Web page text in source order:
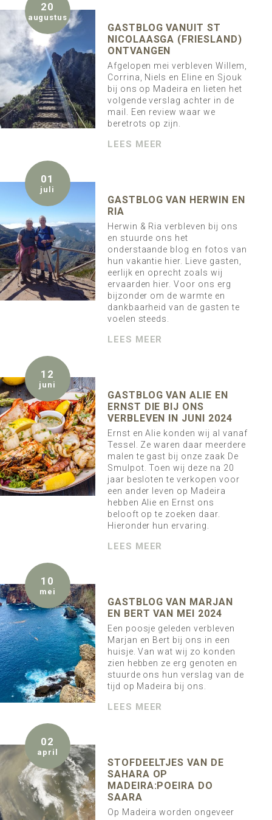
20
augustus
GASTBLOG VANUIT ST
NICOLAASGA (FRIESLAND)
ONTVANGEN
Afgelopen mei verbleven Willem,
Corrina, Niels en Eline en Sjouk
bij ons op Madeira en lieten het
volgende verslag achter in de
mail. Een review waar we
beretrots op zijn.
LEES MEER
01
juli
GASTBLOG VAN HERWIN EN
RIA
Herwin & Ria verbleven bij ons
en stuurde ons het
onderstaande blog en fotos van
hun vakantie hier. Lieve gasten,
eerlijk en oprecht zoals wij
ervaarden hier. Voor ons erg
bijzonder om de warmte en
dankbaarheid van de gasten te
voelen steeds.
LEES MEER
12
juni
GASTBLOG VAN ALIE EN
ERNST DIE BIJ ONS
VERBLEVEN IN JUNI 2024
Ernst en Alie konden wij al vanaf
Tessel. Ze waren daar meerdere
malen te gast bij onze zaak De
Smulpot. Toen wij deze na 20
jaar besloten te verkopen voor
een ander leven op Madeira
hebben Alie en Ernst ons
belooft op te zoeken daar.
Hieronder hun ervaring.
LEES MEER
10
mei
GASTBLOG VAN MARJAN
EN BERT VAN MEI 2024
Een poosje geleden verbleven
Marjan en Bert bij ons in een
huisje. Van wat wij zo konden
zien hebben ze erg genoten en
stuurde ons hun verslag van de
tijd op Madeira bij ons.
LEES MEER
02
april
STOFDEELTJES VAN DE
SAHARA OP
MADEIRA:POEIRA DO
SAARA
Op Madeira worden ongeveer